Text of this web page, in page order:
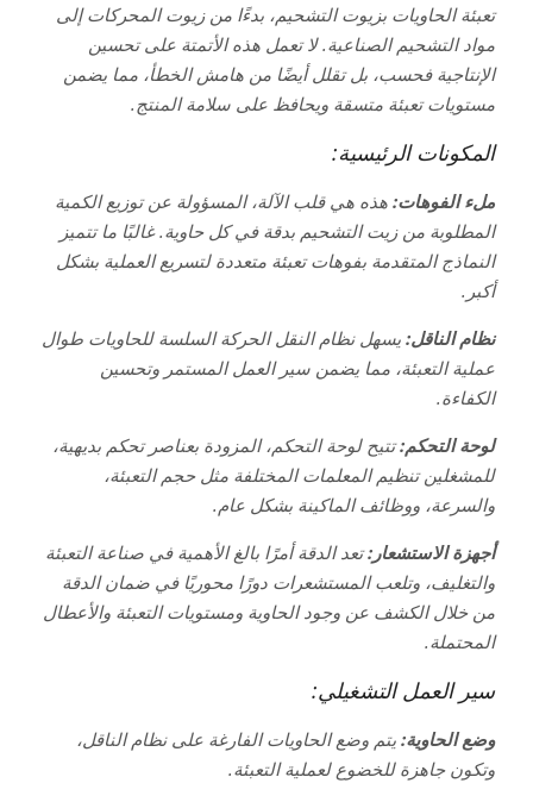
تعبئة الحاويات بزيوت التشحيم، بدءًا من زيوت المحركات إلى
مواد التشحيم الصناعية. لا تعمل هذه الأتمتة على تحسين
الإنتاجية فحسب، بل تقلل أيضًا من هامش الخطأ، مما يضمن
مستويات تعبئة متسقة ويحافظ على سلامة المنتج.
المكونات الرئيسية:
ملء الفوهات:هذه هي قلب الآلة، المسؤولة عن توزيع الكمية
المطلوبة من زيت التشحيم بدقة في كل حاوية. غالبًا ما تتميز
النماذج المتقدمة بفوهات تعبئة متعددة لتسريع العملية بشكل
أكبر.
نظام الناقل:يسهل نظام النقل الحركة السلسة للحاويات طوال
عملية التعبئة، مما يضمن سير العمل المستمر وتحسين
الكفاءة.
لوحة التحكم:تتيح لوحة التحكم، المزودة بعناصر تحكم بديهية،
للمشغلين تنظيم المعلمات المختلفة مثل حجم التعبئة،
والسرعة، ووظائف الماكينة بشكل عام.
أجهزة الاستشعار:تعد الدقة أمرًا بالغ الأهمية في صناعة التعبئة
والتغليف، وتلعب المستشعرات دورًا محوريًا في ضمان الدقة
من خلال الكشف عن وجود الحاوية ومستويات التعبئة والأعطال
المحتملة.
سير العمل التشغيلي:
وضع الحاوية:يتم وضع الحاويات الفارغة على نظام الناقل،
وتكون جاهزة للخضوع لعملية التعبئة.